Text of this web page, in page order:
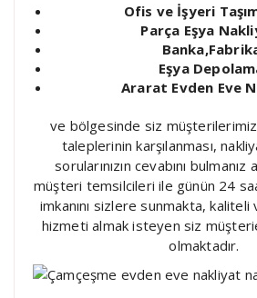
Ofis ve İşyeri
Parça Eşya
Eşya
Ararat Evden Eve
ve bölgesinde siz
taleplerinin karşılanması,
sorularınızın cevabını
müşteri temsilcileri ile günün 24
imkanını sizlere sunmakta,
hizmeti almak isteyen siz
olmaktadır.